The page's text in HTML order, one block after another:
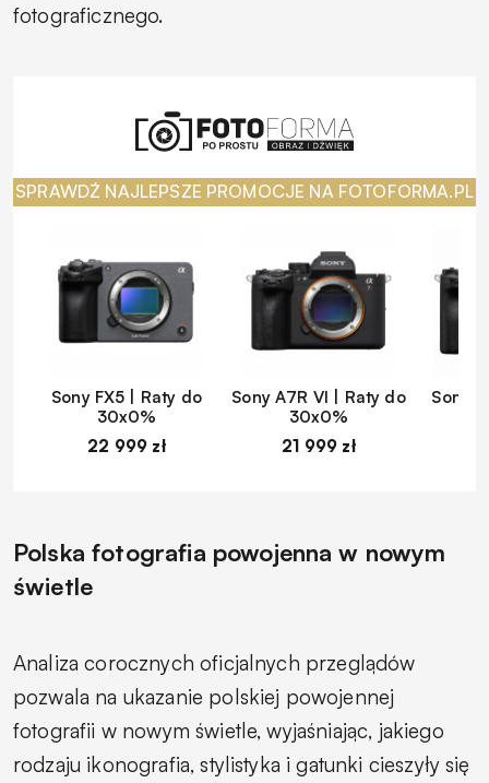
fotograficznego.
SPRAWDŹ NAJLEPSZE PROMOCJE NA FOTOFORMA.PL
Sony FX5 | Raty do
30x0%
22 999 zł
Sony A7R VI | Raty do
30x0%
21 999 zł
Sony
Polska fotografia powojenna w nowym
świetle
Analiza corocznych oficjalnych przeglądów
pozwala na ukazanie polskiej powojennej
fotografii w nowym świetle, wyjaśniając, jakiego
rodzaju ikonografia, stylistyka i gatunki cieszyły się